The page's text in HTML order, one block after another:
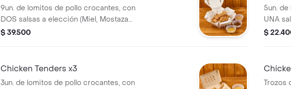
9un. de lomitos de pollo crocantes, con
DOS salsas a elección (Miel, Mostaza
BBQ, Salsa Picante o Salsa Home)
$ 39.500
5un.
UNA
Salsa
$
Chicken Tenders x3
3un. de lomitos de pollo crocantes, con
Trozos